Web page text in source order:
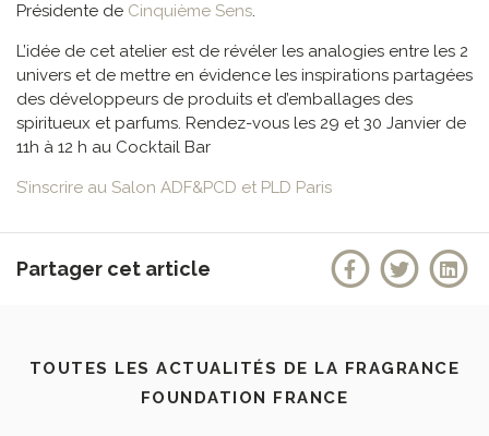
Présidente de Cinquième Sens.
L’idée de cet atelier est de révéler les analogies entre les 2
univers et de mettre en évidence les inspirations partagées
des développeurs de produits et d’emballages des
spiritueux et parfums. Rendez-vous les 29 et 30 Janvier de
11h à 12 h au Cocktail Bar
S’inscrire au Salon ADF&PCD et PLD Paris
Partager cet article
TOUTES LES ACTUALITÉS DE LA FRAGRANCE
FOUNDATION FRANCE